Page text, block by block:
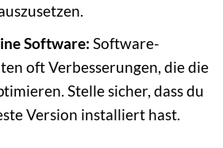
Software: Software-
oft Verbesserungen, die die
Stelle sicher, dass du
Version installiert hast.